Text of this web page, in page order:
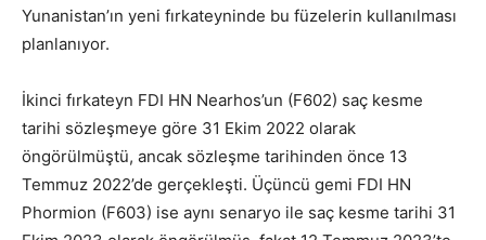
Yunanistan’ın yeni fırkateyninde bu füzelerin kullanılması
planlanıyor.
İkinci fırkateyn FDI HN Nearhos’un (F602) saç kesme
tarihi sözleşmeye göre 31 Ekim 2022 olarak
öngörülmüştü, ancak sözleşme tarihinden önce 13
Temmuz 2022’de gerçekleşti. Üçüncü gemi FDI HN
Phormion (F603) ise aynı senaryo ile saç kesme tarihi 31